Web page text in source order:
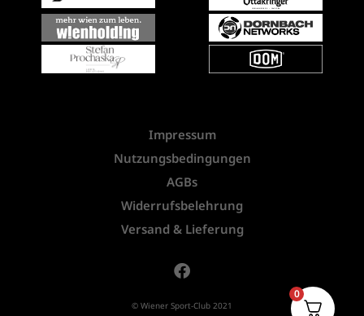
Impressum
Nutzungsbedingungen
AGBs
Widerrufsbelehrung
Versand & Lieferung
© Wiener Sport-Club 2021
0